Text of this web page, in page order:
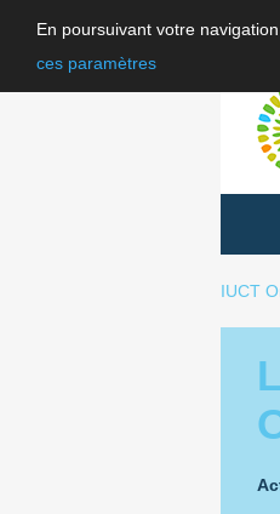
En poursuivant votre
ces paramètres
IUCT